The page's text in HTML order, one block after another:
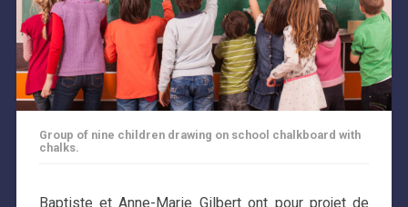
Group of nine children drawing on school chalkboard with
chalks.
Baptiste et Anne-Marie Gilbert ont pour projet de